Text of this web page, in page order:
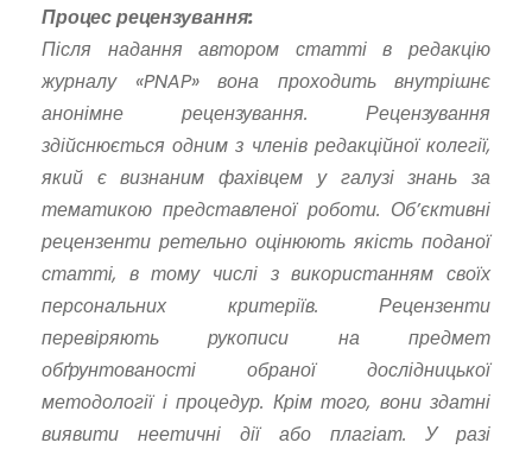
Процес рецензування:
Після надання автором статті в редакцію
журналу «PNAP» вона проходить внутрішнє
анонімне рецензування. Рецензування
здійснюється одним з членів редакційної колегії,
який є визнаним фахівцем у галузі знань за
тематикою представленої роботи. Об’єктивні
рецензенти ретельно оцінюють якість поданої
статті, в тому числі з використанням своїх
персональних критеріїв. Рецензенти
перевіряють рукописи на предмет
обґрунтованості обраної дослідницької
методології і процедур. Крім того, вони здатні
виявити неетичні дії або плагіат. У разі